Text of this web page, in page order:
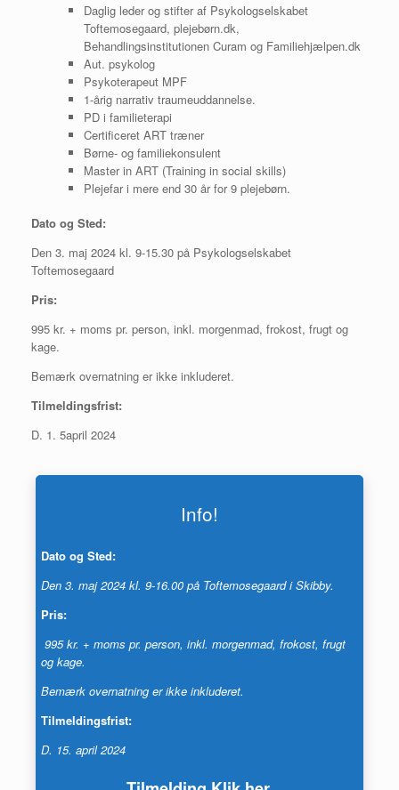
Daglig leder og stifter af Psykologselskabet
Toftemosegaard, plejebørn.dk,
Behandlingsinstitutionen Curam og Familiehjælpen.dk
Aut. psykolog
Psykoterapeut MPF
1-årig narrativ traumeuddannelse.
PD i familieterapi
Certificeret ART træner
Børne- og familiekonsulent
Master in ART (Training in social skills)
Plejefar i mere end 30 år for 9 plejebørn.
Dato og Sted:
Den 3. maj 2024 kl. 9-15.30 på Psykologselskabet
Toftemosegaard
Pris:
995 kr. + moms pr. person, inkl. morgenmad, frokost, frugt og
kage.
Bemærk overnatning er ikke inkluderet.
Tilmeldingsfrist:
D. 1. 5april 2024
Info!
Dato og Sted:
Den 3. maj 2024 kl. 9-16.00 på Toftemosegaard i Skibby.
Pris:
995 kr. + moms pr. person, inkl. morgenmad, frokost, frugt
og kage.
Bemærk overnatning er ikke inkluderet.
Tilmeldingsfrist:
D. 15. april 2024